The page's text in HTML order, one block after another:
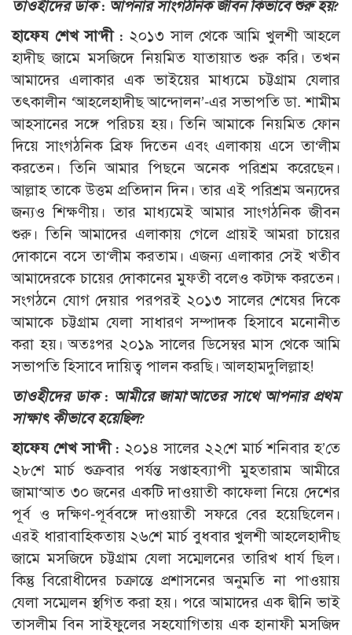
তাওহীদের ডাক : আপনার সাংগঠনিক জীবন কিভাবে শুরু হয়?
হাফেয শেখ সা‘দী : ২০১৩ সাল থেকে আমি খুলশী আহলে
হাদীছ জামে মসজিদে নিয়মিত যাতায়াত শুরু করি। তখন
আমাদের এলাকার এক ভাইয়ের মাধ্যমে চট্টগ্রাম যেলার
তৎকালীন ‘আহলেহাদীছ আন্দোলন’-এর সভাপতি ডা. শামীম
আহসানের সঙ্গে পরিচয় হয়। তিনি আমাকে নিয়মিত ফোন
দিয়ে সাংগঠনিক ব্রিফ দিতেন এবং এলাকায় এসে তা‘লীম
করতেন। তিনি আমার পিছনে অনেক পরিশ্রম করেছেন।
আল্লাহ তাকে উত্তম প্রতিদান দিন। তার এই পরিশ্রম অন্যদের
জন্যও শিক্ষণীয়। তার মাধ্যমেই আমার সাংগঠনিক জীবন
শুরু। তিনি আমাদের এলাকায় গেলে প্রায়ই আমরা চায়ের
দোকানে বসে তা‘লীম করতাম। এজন্য এলাকার সেই খতীব
আমাদেরকে চায়ের দোকানের মুফতী বলেও কটাক্ষ করতেন।
সংগঠনে যোগ দেয়ার পরপরই ২০১৩ সালের শেষের দিকে
আমাকে চট্টগ্রাম যেলা সাধারণ সম্পাদক হিসাবে মনোনীত
করা হয়। অতঃপর ২০১৯ সালের ডিসেম্বর মাস থেকে আমি
সভাপতি হিসাবে দায়িত্ব পালন করছি। আলহামদুলিল্লাহ!
তাওহীদের ডাক : আমীরে জামা‘আতের সাথে আপনার প্রথম
সাক্ষাৎ কীভাবে হয়েছিল?
হাফেয শেখ সা‘দী : ২০১৪ সালের ২২শে মার্চ শনিবার হ’তে
২৮শে মার্চ শুক্রবার পর্যন্ত সপ্তাহব্যাপী মুহতারাম আমীরে
জামা‘আত ৩০ জনের একটি দাওয়াতী কাফেলা নিয়ে দেশের
পূর্ব ও দক্ষিণ-পূর্ববঙ্গে দাওয়াতী সফরে বের হয়েছিলেন।
এরই ধারাবাহিকতায় ২৬শে মার্চ বুধবার খুলশী আহলেহাদীছ
জামে মসজিদে চট্টগ্রাম যেলা সম্মেলনের তারিখ ধার্য ছিল।
কিন্তু বিরোধীদের চক্রান্তে প্রশাসনের অনুমতি না পাওয়ায়
যেলা সম্মেলন স্থগিত করা হয়। পরে আমাদের এক দ্বীনি ভাই
তাসলীম বিন সাইফুলের সহযোগিতায় এক হানাফী মসজিদ